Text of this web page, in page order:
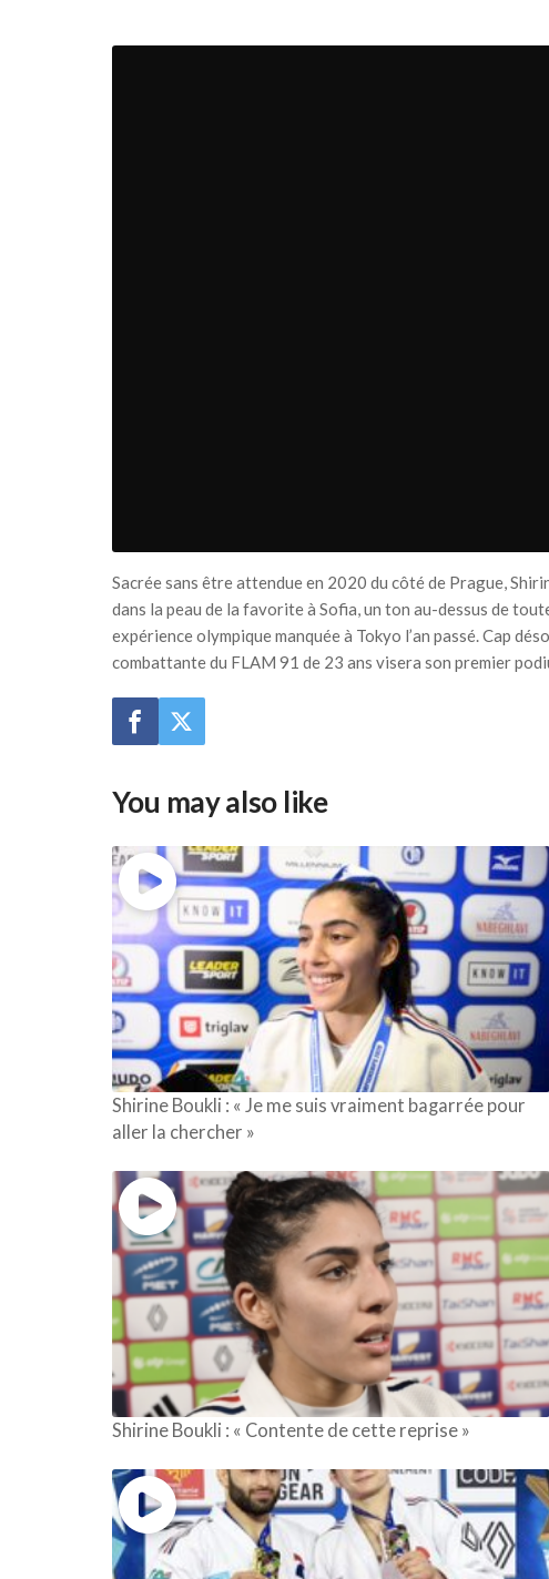
Sacrée sans être attendue en 2020 du côté de Prague,
dans la peau de la favorite à Sofia, un ton au-dessus de
expérience olympique manquée à Tokyo l’an passé. Cap
combattante du FLAM 91 de 23 ans visera son premier
You may also like
Shirine Boukli : « Je me suis vraiment bagarrée pour
aller la chercher »
Shirine Boukli : « Contente de cette reprise »